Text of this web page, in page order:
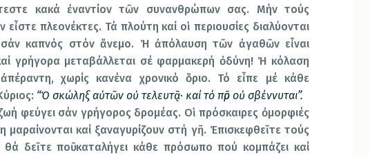
κακά ἐναντίον τῶν συνανθρώπων σας. Μήν τούς
εἶστε πλεονέκτες. Τά πλούτη καί οἱ περιουσίες διαλύονται
καπνός στόν ἄνεμο. Ἡ ἀπόλαυση τῶν ἀγαθῶν εἶναι
γρήγορα μεταβάλλεται σέ φαρμακερή ὀδύνη! Ἡ κόλαση
χωρίς κανένα χρονικό ὅριο. Τό εἶπε μέ κάθε
“Ὁ σκώληξ αὐτῶν οὐ τελευτᾷ· καί τό πῦρ οὐ σβέννυται”.
φεύγει σάν γρήγορος δρομέας. Οἱ πρόσκαιρες ὀμορφιές
μαραίνονται καί ξαναγυρίζουν στή γῆ. Ἐπισκεφθεῖτε τούς
δεῖτε ποῦ καταλήγει κάθε πρόσωπο πού κομπάζει καί